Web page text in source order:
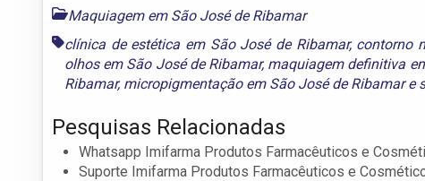
Maquiagem em São José de Ribamar
clínica de estética em São José de Ribamar, contorno
olhos em São José de Ribamar, maquiagem definitiva
Ribamar, micropigmentação em São José de Ribamare
Pesquisas Relacionadas
Whatsapp Imifarma Produtos Farmacêuticos e
Suporte Imifarma Produtos Farmacêuticos e